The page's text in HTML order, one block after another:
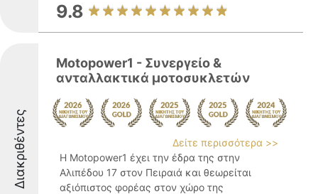
9.8
Διακριθέντες
Motopower1 - Συνεργείο &
ανταλλακτικά μοτοσυκλετών
Δείτε περισσότερα >>
Η Motopower1 έχει την έδρα της στην
Αλιπέδου 17 στον Πειραιά και θεωρείται
αξιόπιστος φορέας στον χώρο της